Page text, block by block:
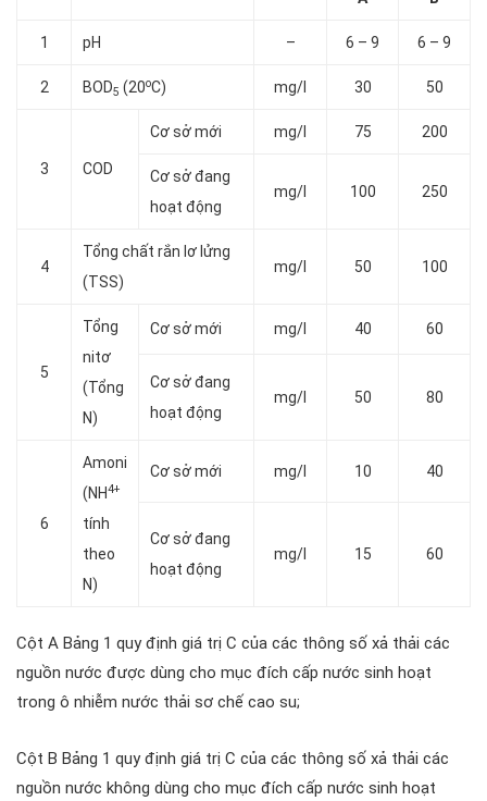
1 pH – 6 – 9 6 – 9
2 BOD5 (20oC) mg/l 30 50
3 COD
Cơ sở mới mg/l 75 200
Cơ sở đang
hoạt động
mg/l 100 250
4
Tổng chất rắn lơ lửng
(TSS)
mg/l 50 100
5
Tổng
nitơ
(Tổng
N)
Cơ sở mới mg/l 40 60
Cơ sở đang
hoạt động
mg/l 50 80
6
Amoni
(NH4+
tính
theo
N)
Cơ sở mới mg/l 10 40
Cơ sở đang
hoạt động
mg/l 15 60
Cột A Bảng 1 quy định giá trị C của các thông số xả thải các
nguồn nước được dùng cho mục đích cấp nước sinh hoạt
trong ô nhiễm nước thải sơ chế cao su;
Cột B Bảng 1 quy định giá trị C của các thông số xả thải các
nguồn nước không dùng cho mục đích cấp nước sinh hoạt